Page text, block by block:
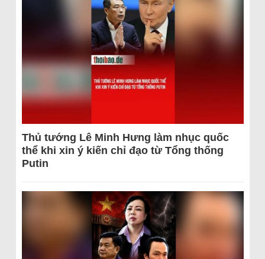
Thủ tướng Lê Minh Hưng làm nhục quốc
thể khi xin ý kiến chỉ đạo từ Tổng thống
Putin